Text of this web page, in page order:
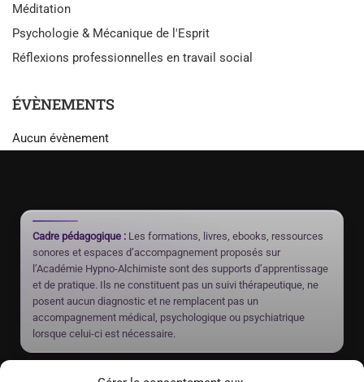
Méditation
Psychologie & Mécanique de l'Esprit
Réflexions professionnelles en travail social
ÉVÈNEMENTS
Aucun évènement
Cadre pédagogique : Les formations, livres, ebooks, ressources
sonores et espaces d’accompagnement proposés sur
l’Académie Hypno-Alchimiste sont des supports d’apprentissage
et de pratique. Ils ne constituent pas un suivi thérapeutique, ne
posent aucun diagnostic et ne remplacent pas un
accompagnement médical, psychologique ou psychiatrique
lorsque celui-ci est nécessaire.